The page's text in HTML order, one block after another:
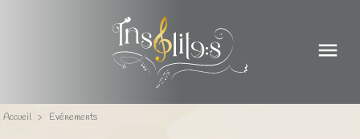
menu
Accueil > Evénements